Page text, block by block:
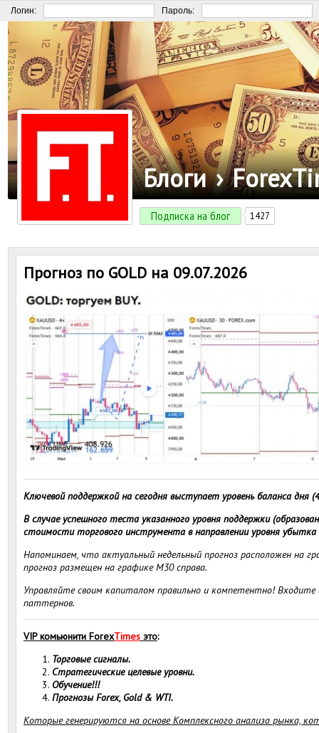
Логин: Пароль:
Блоги ›
Подписка на блог 1427
Прогноз по GOLD на 09.07.2026
Ключевой поддержкой на сегодня выступает уровень баланса дня
В случае успешного теста указанного уровня поддержки
стоимости торгового инструмента в направлении уровня
Напоминаем, что актуальный недельный прогноз расположен на
прогноз размещен на графике M30 справа.
Управляйте своим капиталом правильно и компетентно! Входите
паттернов.
VIP комьюнити ForexTimes это:
Торговые сигналы.
Стратегические целевые уровни.
Обучение!!!
Прогнозы Forex, Gold & WTI.
Которые генерируются на основе Комплексного анализа рынка,